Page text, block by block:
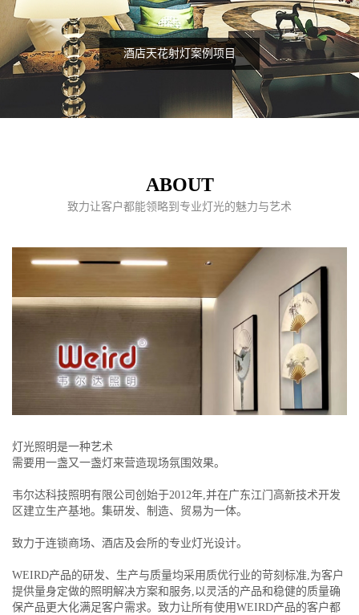
客厅筒灯
ABOUT
致力让客户都能领略到专业灯光的魅力与艺术
灯光照明是一种艺术
需要用一盏又一盏灯来营造现场氛围效果。
韦尔达科技照明有限公司创始于2012年,并在广东江门高新技术开发
区建立生产基地。集研发、制造、贸易为一体。
致力于连锁商场、酒店及会所的专业灯光设计。
WEIRD产品的研发、生产与质量均采用质优行业的苛刻标准,为客户
提供量身定做的照明解决方案和服务,以灵活的产品和稳健的质量确
保产品更大化满足客户需求。致力让所有使用WEIRD产品的客户都